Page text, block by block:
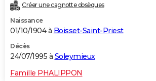
Créer une cagnotte obsèques
Naissance
01/10/1904 à Boisset-Saint-Priest
Décès
24/07/1995 à Soleymieux
Famille PHALIPPON